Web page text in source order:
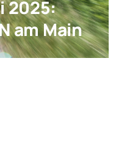
2025:
am Main